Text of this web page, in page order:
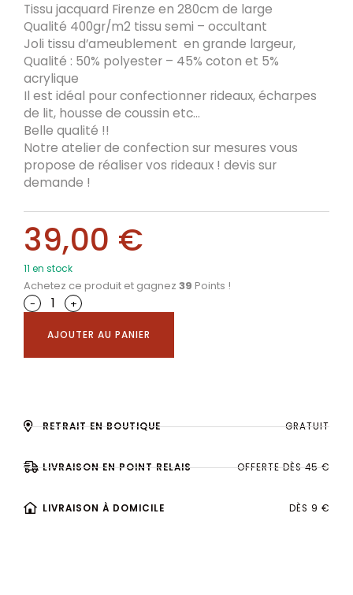
Tissu jacquard Firenze en 280cm de large
Qualité 400gr/m2 tissu semi – occultant
Joli tissu d’ameublement en grande largeur,
Qualité : 50% polyester – 45% coton et 5%
acrylique
Il est idéal pour confectionner rideaux, écharpes
de lit, housse de coussin etc…
Belle qualité !!
Notre atelier de confection sur mesures vous
propose de réaliser vos rideaux ! devis sur
demande !
39,00 €
11 en stock
Achetez ce produit et gagnez 39 Points !
-
+
AJOUTER AU PANIER
RETRAIT EN BOUTIQUE GRATUIT
LIVRAISON EN POINT RELAIS OFFERTE DÈS 45 €
LIVRAISON À DOMICILE DÈS 9 €